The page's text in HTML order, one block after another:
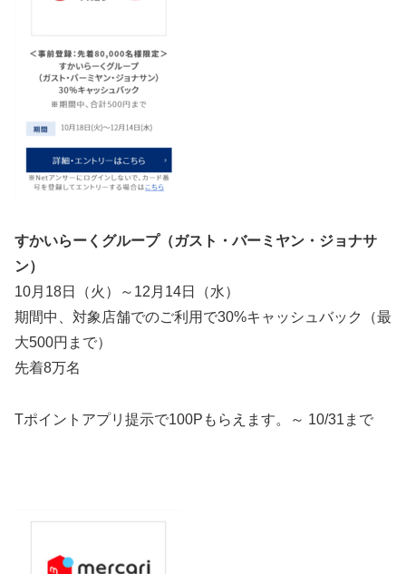
すかいらーくグループ（ガスト・バーミヤン・ジョナサ
ン）
10月18日（火）～12月14日（水）
期間中、対象店舗でのご利用で30%キャッシュバック（最
大500円まで）
先着8万名
Tポイントアプリ提示で100Pもらえます。～ 10/31まで